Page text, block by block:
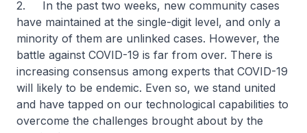
2. In the past two weeks, new community cases
have maintained at the single-digit level, and only a
minority of them are unlinked cases. However, the
battle against COVID-19 is far from over. There is
increasing consensus among experts that COVID-19
will likely to be endemic. Even so, we stand united
and have tapped on our technological capabilities to
overcome the challenges brought about by the